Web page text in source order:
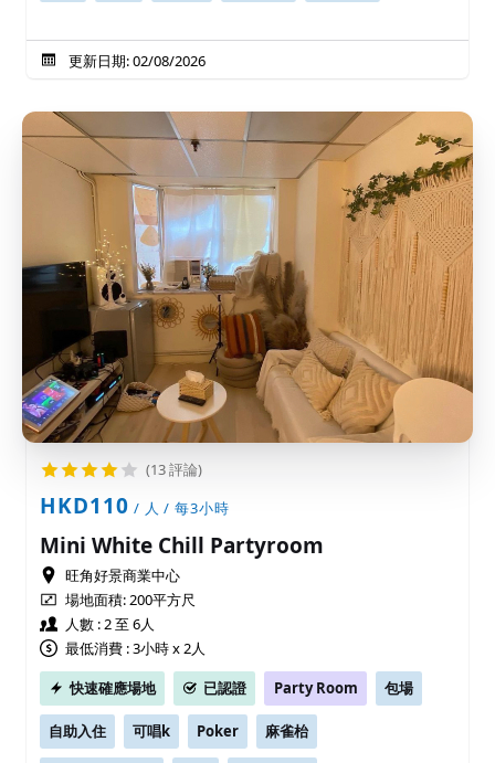
更新日期: 02/08/2026
(13 評論)
HKD110 / 人 / 每3小時
Mini White Chill Partyroom
旺角好景商業中心
場地面積:200平方尺
人數 : 2 至 6人
最低消費 : 3小時 x 2人
快速確應場地
已認證 Party Room 包場
自助入住 可唱k Poker 麻雀枱